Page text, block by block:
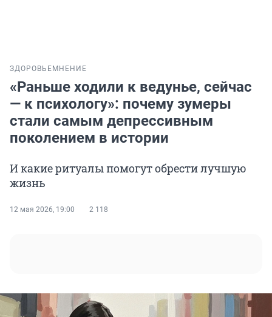
ЗДОРОВЬЕ МНЕНИЕ
«Раньше ходили к ведунье, сейчас
— к психологу»: почему зумеры
стали самым депрессивным
поколением в истории
И какие ритуалы помогут обрести лучшую
жизнь
12 мая 2026, 19:00 2 118